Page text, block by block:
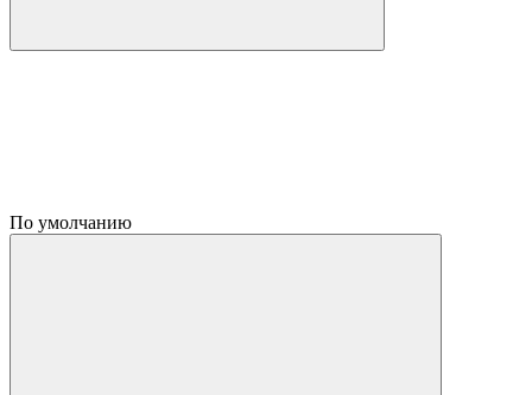
По умолчанию